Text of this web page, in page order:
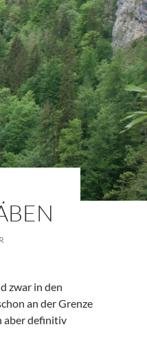
zwar in den
an der Grenze
aber definitiv